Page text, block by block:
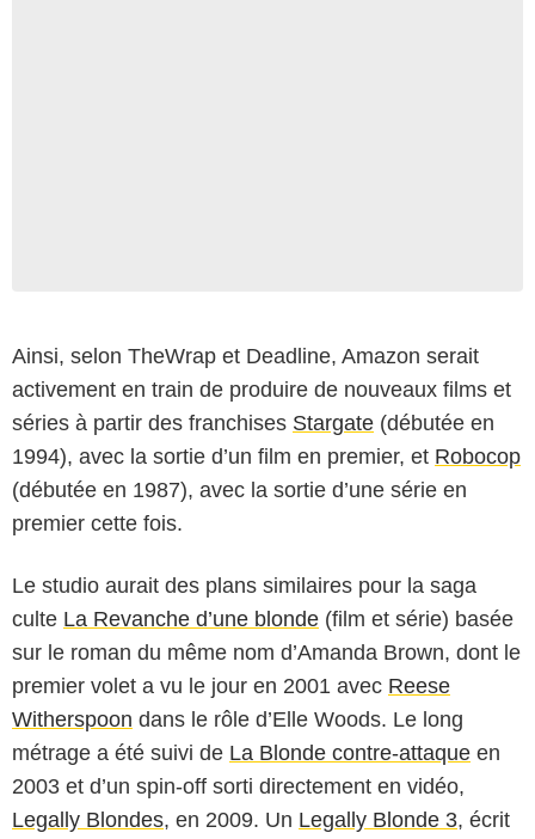
Ainsi, selon TheWrap et Deadline, Amazon serait
activement en train de produire de nouveaux films et
séries à partir des franchises Stargate (débutée en
1994), avec la sortie d’un film en premier, et Robocop
(débutée en 1987), avec la sortie d’une série en
premier cette fois.
Le studio aurait des plans similaires pour la saga
culte La Revanche d’une blonde (film et série) basée
sur le roman du même nom d’Amanda Brown, dont le
premier volet a vu le jour en 2001 avec Reese
Witherspoon dans le rôle d’Elle Woods. Le long
métrage a été suivi de La Blonde contre-attaque en
2003 et d’un spin-off sorti directement en vidéo,
Legally Blondes, en 2009. Un Legally Blonde 3, écrit